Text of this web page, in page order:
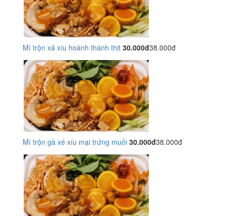
Mì trộn xá xíu hoành thánh thịt 30.000đ38.000đ
Mì trộn gà xé xíu mại trứng muối 30.000đ38.000đ